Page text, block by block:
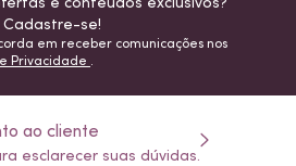
Cadastre-se!
em receber comunicações nos
Privacidade .
ao cliente
esclarecer suas dúvidas.